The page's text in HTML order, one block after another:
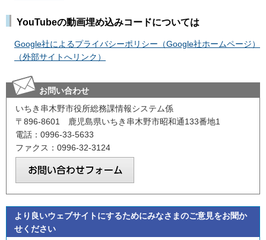
YouTubeの動画埋め込みコードについては
Google社によるプライバシーポリシー（Google社ホームページ）
（外部サイトへリンク）
お問い合わせ
いちき串木野市役所総務課情報システム係
〒896-8601 鹿児島県いちき串木野市昭和通133番地1
電話：0996-33-5633
ファクス：0996-32-3124
より良いウェブサイトにするためにみなさまのご意見をお聞か
せください